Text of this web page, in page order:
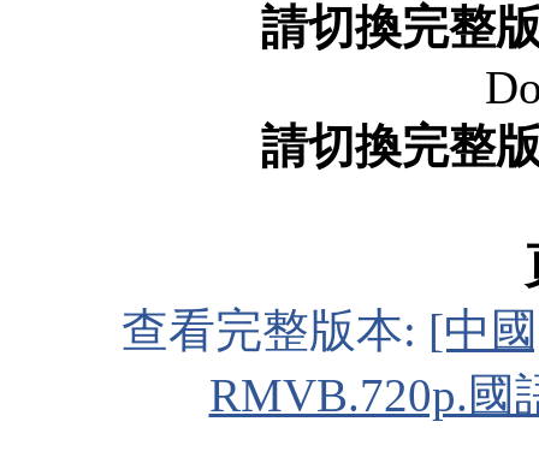
請切換完整
請切換完整
查看完整版本: [中
RMVB.720p.國